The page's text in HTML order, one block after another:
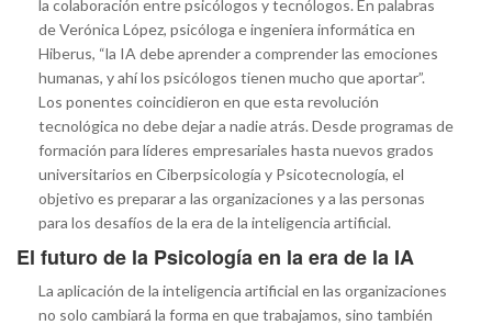
la colaboración entre psicólogos y tecnólogos. En palabras
de Verónica López, psicóloga e ingeniera informática en
Hiberus, “la IA debe aprender a comprender las emociones
humanas, y ahí los psicólogos tienen mucho que aportar”.
Los ponentes coincidieron en que esta revolución
tecnológica no debe dejar a nadie atrás. Desde programas de
formación para líderes empresariales hasta nuevos grados
universitarios en Ciberpsicología y Psicotecnología, el
objetivo es preparar a las organizaciones y a las personas
para los desafíos de la era de la inteligencia artificial.
El futuro de la Psicología en la era de la IA
La aplicación de la inteligencia artificial en las organizaciones
no solo cambiará la forma en que trabajamos, sino también